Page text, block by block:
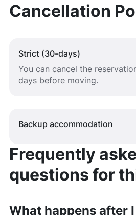
Cancellation
Strict (30-days)
You can cancel the
days before moving.
Backup accommodation
Frequently
questions for
What happens after I